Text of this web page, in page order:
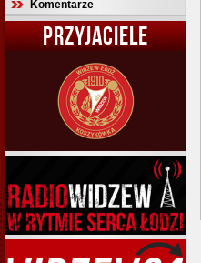
Komentarze
PRZYJACIELE